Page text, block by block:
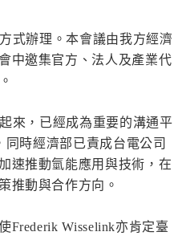
式辦理。本會議由我方經濟
中邀集官方、法人及產業代
來，已經成為重要的溝通平
時經濟部已責成台電公司
速推動氫能應用與技術，在
推動與合作方向。
Frederik Wisselink亦肯定臺